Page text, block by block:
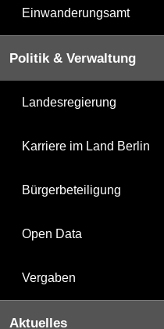
Einwanderungsamt
Politik & Verwaltung
Landesregierung
Karriere im Land Berlin
Bürgerbeteiligung
Open Data
Vergaben
Aktuelles